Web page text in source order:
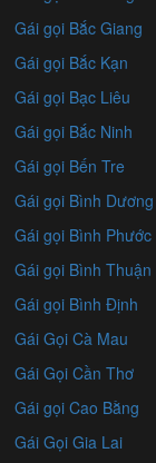
Gái gọi Bắc Giang
Gái gọi Bắc Kạn
Gái gọi Bạc Liêu
Gái gọi Bắc Ninh
Gái gọi Bến Tre
Gái gọi Bình Dương
Gái gọi Bình Phước
Gái gọi Bình Thuận
Gái gọi Bình Định
Gái Gọi Cà Mau
Gái Gọi Cần Thơ
Gái gọi Cao Bằng
Gái Gọi Gia Lai